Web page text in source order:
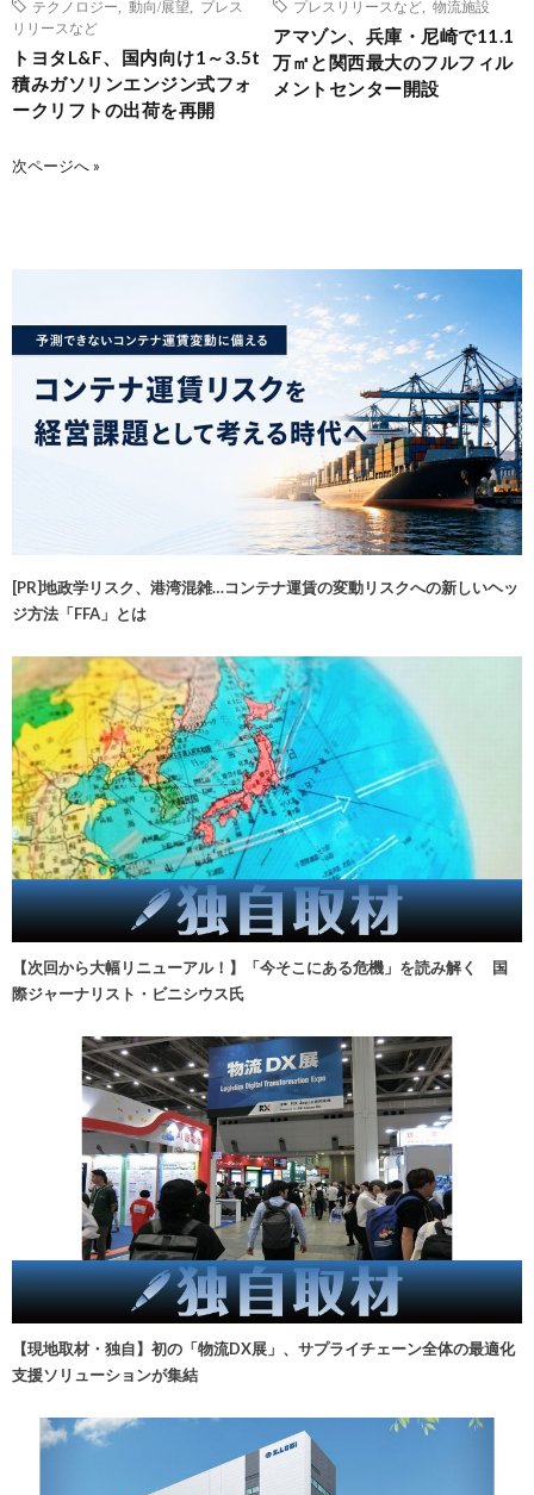
テクノロジー 動向/展望
プレス
リリースなど
トヨタL&F、国内向け1～3.5t
積みガソリンエンジン式フォ
ークリフトの出荷を再開
プレスリリースなど 物流施設
アマゾン、兵庫・尼崎で11.1
万㎡と関西最大のフルフィル
メントセンター開設
次ページへ »
[PR]地政学リスク、港湾混雑…コンテナ運賃の変動リスクへの新しいヘッ
ジ方法「FFA」とは
【次回から大幅リニューアル！】「今そこにある危機」を読み解く 国
際ジャーナリスト・ビニシウス氏
【現地取材・独自】初の「物流DX展」、サプライチェーン全体の最適化
支援ソリューションが集結